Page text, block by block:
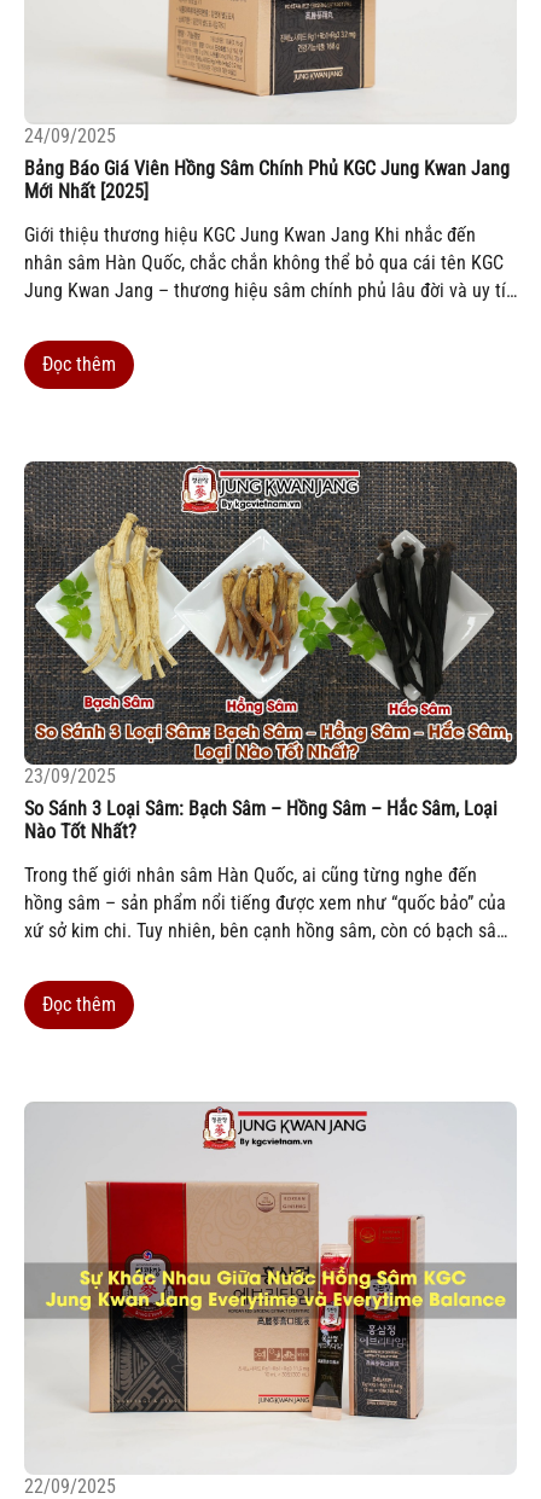
24/09/2025
Bảng Báo Giá Viên Hồng Sâm Chính Phủ KGC Jung Kwan Jang
Mới Nhất [2025]
Giới thiệu thương hiệu KGC Jung Kwan Jang Khi nhắc đến
nhân sâm Hàn Quốc, chắc chắn không thể bỏ qua cái tên KGC
Jung Kwan Jang – thương hiệu sâm chính phủ lâu đời và uy tín
giữ gìn...
Đọc thêm
23/09/2025
So Sánh 3 Loại Sâm: Bạch Sâm – Hồng Sâm – Hắc Sâm, Loại
Nào Tốt Nhất?
Trong thế giới nhân sâm Hàn Quốc, ai cũng từng nghe đến
hồng sâm – sản phẩm nổi tiếng được xem như “quốc bảo” của
xứ sở kim chi. Tuy nhiên, bên cạnh hồng sâm, còn có bạch sâm
Việt Nam....
Đọc thêm
22/09/2025